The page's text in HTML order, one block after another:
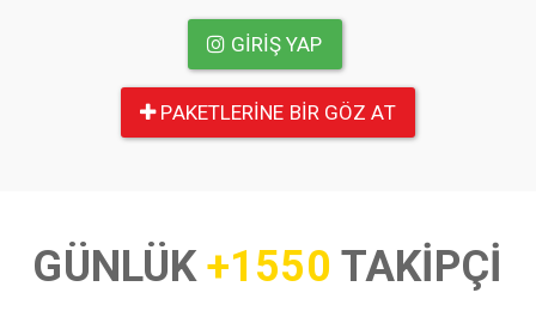
GIRIŞ YAP
PAKETLERINE BIR GÖZ AT
GÜNLÜK+1550 TAKİPÇİ